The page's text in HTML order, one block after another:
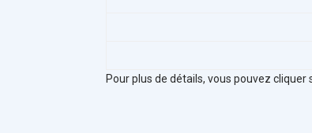
Pour plus de détails, vous pouvez cliquer